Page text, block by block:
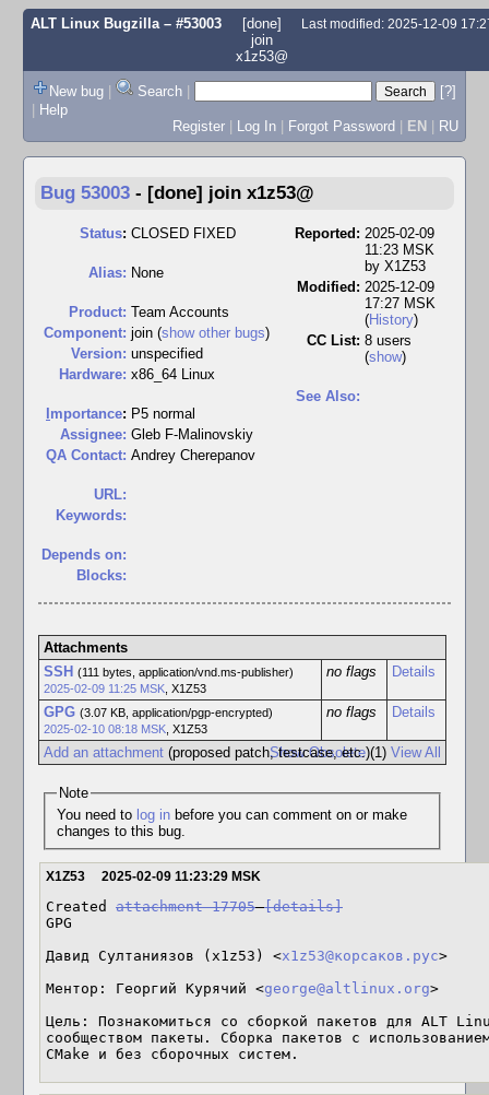
ALT Linux Bugzilla– #53003
[done]
join
x1z53@
Last modified: 2025-12-09
New bug | Search |
[?]
| Help
Register | Log In | Forgot Password | EN | RU
Bug 53003 - [done] join x1z53@
Status: CLOSED FIXED
Alias: None
Product: Team Accounts
Component: join (show other bugs)
Version: unspecified
Hardware: x86_64 Linux
mportance: P5 normal
Assignee: Gleb F-Malinovskiy
QA Contact: Andrey Cherepanov
URL:
Keywords:
Depends on:
Blocks:
Reported: 2025-02-09
11:23 MSK
by X1Z53
Modified: 2025-12-09
17:27 MSK
(History)
CC List: 8 users
(show)
See Also:
Attachments
SSH (111 bytes, application/vnd.ms-publisher)
2025-02-09 11:25 MSK, X1Z53
no flags Details
GPG (3.07 KB, application/pgp-encrypted)
2025-02-10 08:18 MSK, X1Z53
no flags Details
Show Obsolete(1)View All
Add an attachment(proposed patch, testcase, etc.)
Note
You need to log inbefore you can comment on or make
changes to this bug.
X1Z53 2025-02-09 11:23:29 MSK
Created attachment 17705 [details]
GPG
Давид Султаниязов (x1z53) <x1z53@корсаков.рус>
Ментор: Георгий Курячий <george@altlinux.org>
Цель: Познакомиться со сборкой пакетов для ALT
сообществом пакеты. Сборка пакетов с
CMake и без сборочных систем.